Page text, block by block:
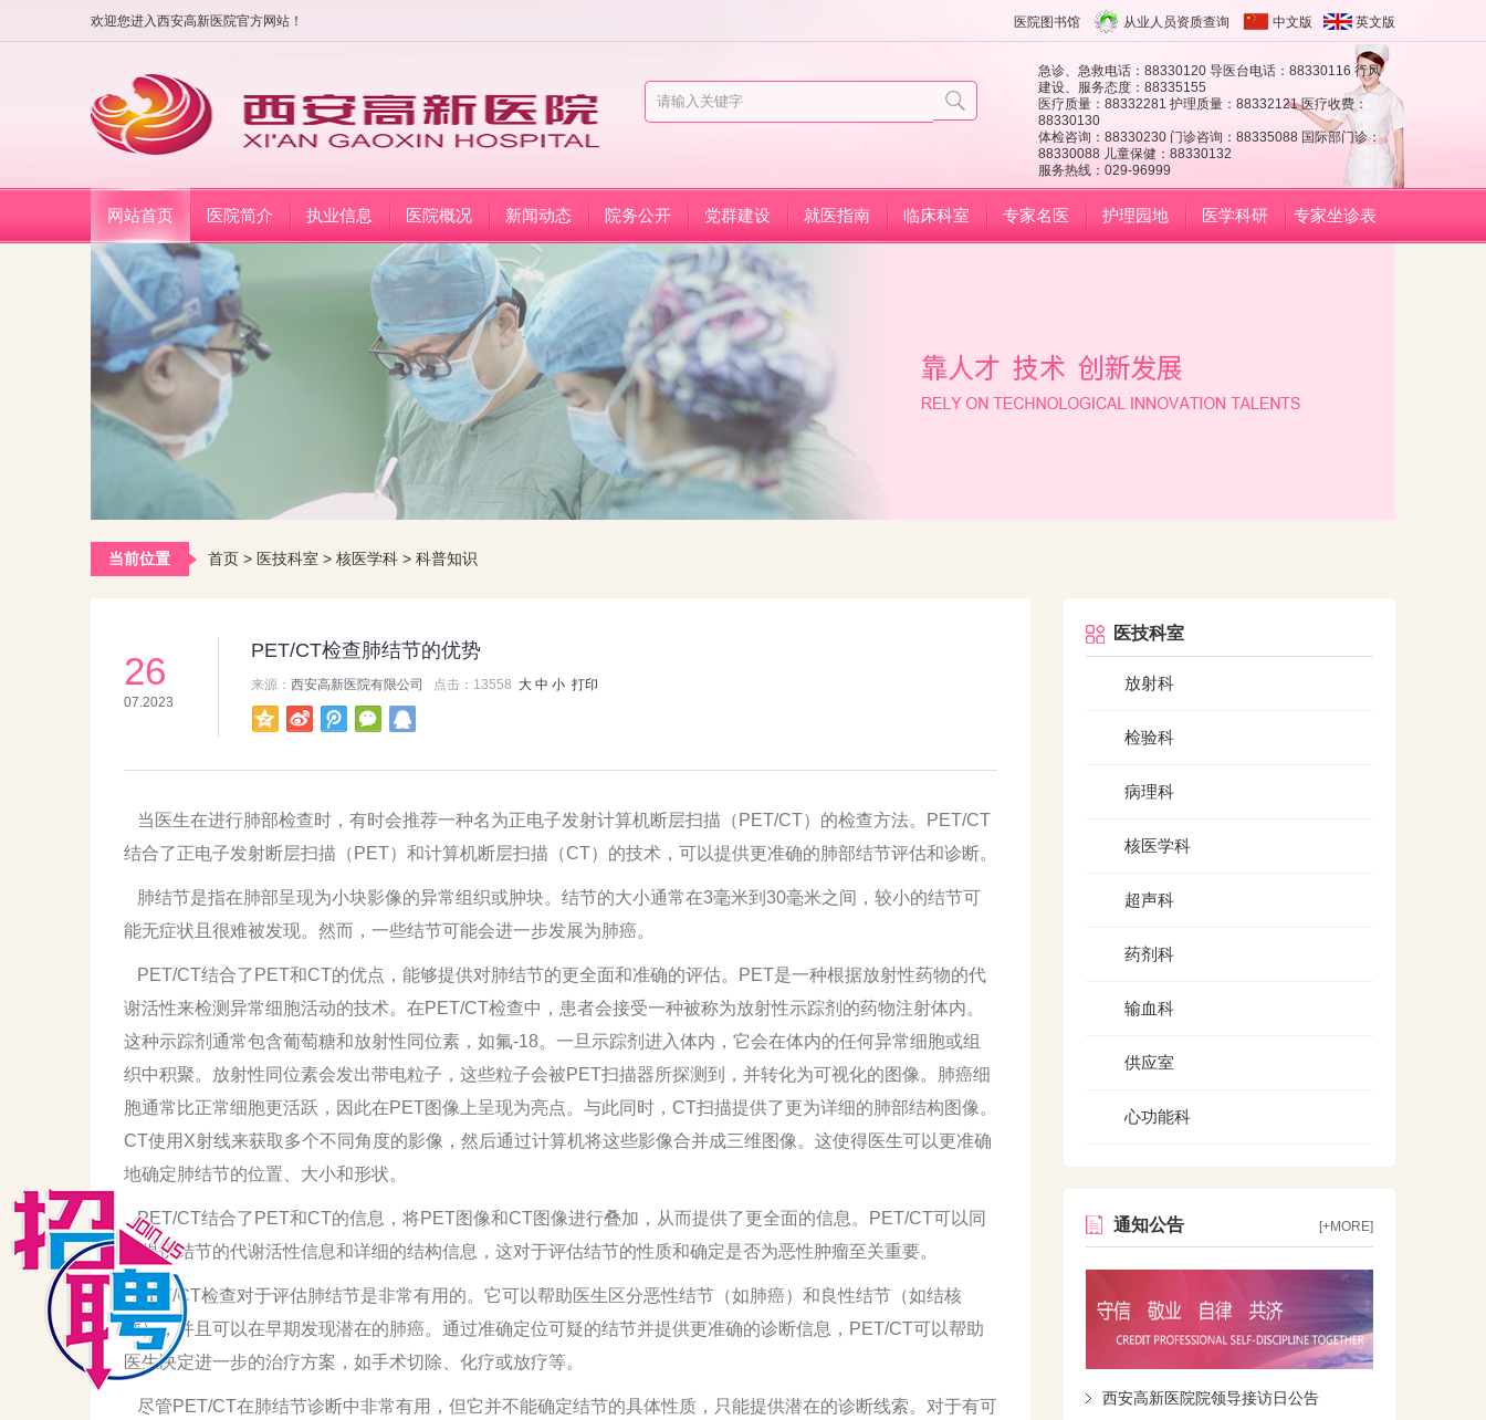
欢迎您进入西安高新医院官方网站！ 医院图书馆 从业人员资质查询 中文版 英文版
急诊、急救电话：88330120 导医台电话：88330116 行风
建设、服务态度：88335155
医疗质量：88332281 护理质量：88332121 医疗收费：
88330130
体检咨询：88330230 门诊咨询：88335088 国际部门诊：
88330088 儿童保健：88330132
服务热线：029-96999
网站首页 医院简介 执业信息 医院概况 新闻动态 院务公开 党群建设 就医指南 临床科室 专家名医 护理园地 医学科研 专家坐诊表
当前位置 首页 > 医技科室 > 核医学科 > 科普知识
医技科室
放射科
检验科
病理科
核医学科
超声科
药剂科
输血科
供应室
心功能科
通知公告 [+MORE]
西安高新医院院领导接访日公告
26
07.2023
PET/CT检查肺结节的优势
来源： 西安高新医院有限公司 点击： 13558 大 中 小 打印
当医生在进行肺部检查时，有时会推荐一种名为正电子发射计算机断层扫描（PET/CT）的检查方法。PET/CT
结合了正电子发射断层扫描（PET）和计算机断层扫描（CT）的技术，可以提供更准确的肺部结节评估和诊断。
肺结节是指在肺部呈现为小块影像的异常组织或肿块。结节的大小通常在3毫米到30毫米之间，较小的结节可
能无症状且很难被发现。然而，一些结节可能会进一步发展为肺癌。
PET/CT结合了PET和CT的优点，能够提供对肺结节的更全面和准确的评估。PET是一种根据放射性药物的代
谢活性来检测异常细胞活动的技术。在PET/CT检查中，患者会接受一种被称为放射性示踪剂的药物注射体内。
这种示踪剂通常包含葡萄糖和放射性同位素，如氟-18。一旦示踪剂进入体内，它会在体内的任何异常细胞或组
织中积聚。放射性同位素会发出带电粒子，这些粒子会被PET扫描器所探测到，并转化为可视化的图像。肺癌细
胞通常比正常细胞更活跃，因此在PET图像上呈现为亮点。与此同时，CT扫描提供了更为详细的肺部结构图像。
CT使用X射线来获取多个不同角度的影像，然后通过计算机将这些影像合并成三维图像。这使得医生可以更准确
地确定肺结节的位置、大小和形状。
PET/CT结合了PET和CT的信息，将PET图像和CT图像进行叠加，从而提供了更全面的信息。PET/CT可以同
时提供结节的代谢活性信息和详细的结构信息，这对于评估结节的性质和确定是否为恶性肿瘤至关重要。
PET/CT检查对于评估肺结节是非常有用的。它可以帮助医生区分恶性结节（如肺癌）和良性结节（如结核
球），并且可以在早期发现潜在的肺癌。通过准确定位可疑的结节并提供更准确的诊断信息，PET/CT可以帮助
医生决定进一步的治疗方案，如手术切除、化疗或放疗等。
尽管PET/CT在肺结节诊断中非常有用，但它并不能确定结节的具体性质，只能提供潜在的诊断线索。对于有可